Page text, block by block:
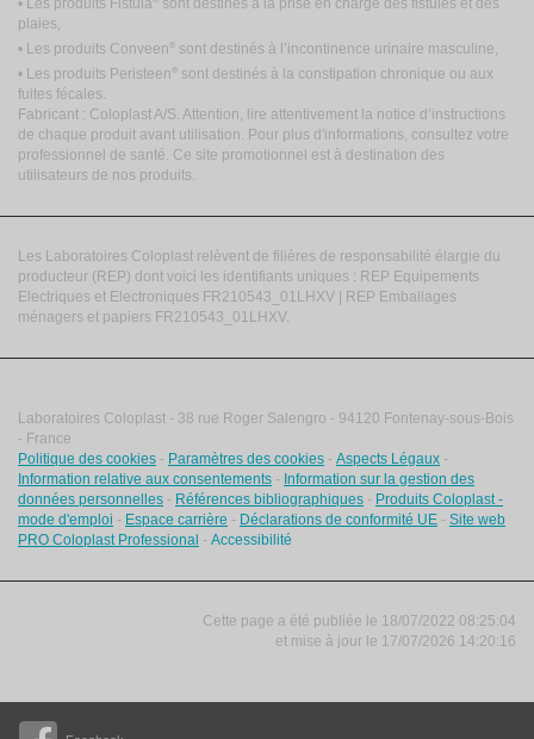
• Les produits Fistula
sont destinés à la prise en charge des fistules et des
plaies,
• Les produits Conveen ®
sont destinés à l’incontinence urinaire masculine,
• Les produits Peristeen ®
sont destinés à la constipation chronique ou aux
fuites fécales.
Fabricant : Coloplast A/S. Attention, lire attentivement la notice d’instructions
de chaque produit avant utilisation. Pour plus d'informations, consultez votre
professionnel de santé. Ce site promotionnel est à destination des
utilisateurs de nos produits.
Les Laboratoires Coloplast relèvent de filières de responsabilité élargie du
producteur (REP) dont voici les identifiants uniques : REP Equipements
Electriques et Electroniques FR210543_01LHXV | REP Emballages
ménagers et papiers FR210543_01LHXV.
Laboratoires Coloplast - 38 rue Roger Salengro - 94120 Fontenay-sous-Bois
- France
Politique des cookies - Paramètres des cookies - Aspects Légaux -
Information relative aux consentements - Information sur la gestion des
données personnelles - Références bibliographiques - Produits Coloplast -
mode d'emploi - Espace carrière - Déclarations de conformité UE - Site web
PRO Coloplast Professional - Accessibilité
Cette page a été publiée le 18/07/2022 08:25:04
et mise à jour le 17/07/2026 14:20:16